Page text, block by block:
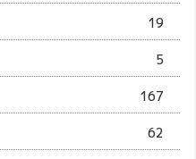
19
5
167
62